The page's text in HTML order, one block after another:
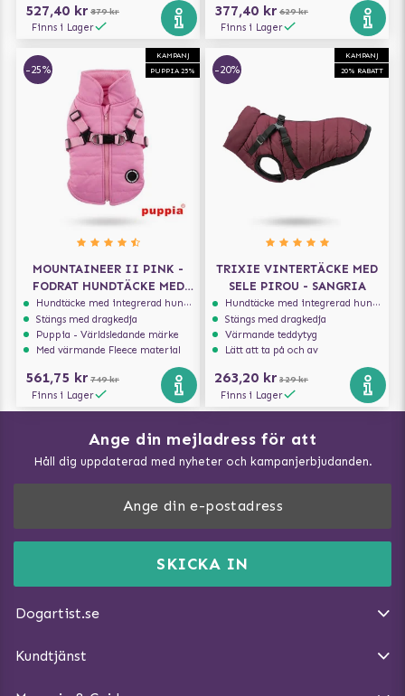
527,40 kr 879 kr
Finns i Lager
377,40 kr 629 kr
Finns i Lager
KAMPANJ
PUPPIA 25%
-25%
MOUNTAINEER II PINK -
FODRAT HUNDTÄCKE MED
INTEGRERAD SELE
Hundtäcke med integrerad hundsele
Stängs med dragkedja
Puppia - Världsledande märke
Med värmande Fleece material
561,75 kr 749 kr
Finns i Lager
KAMPANJ
20% RABATT
-20%
TRIXIE VINTERTÄCKE MED
SELE PIROU - SANGRIA
Hundtäcke med integrerad hundsele
Stängs med dragkedja
Värmande teddytyg
Lätt att ta på och av
263,20 kr 329 kr
Finns i Lager
Ange din mejladress för att
Håll dig uppdaterad med nyheter och kampanjerbjudanden.
SKICKA IN
Dogartist.se
DogArtist.se drivs av:
E-post:info@dogartist.se
Kundtjänst
Ångra Köp
Vad kan hundar äta?
Träna Nose Work hemma
Så gör du promenaden roligare